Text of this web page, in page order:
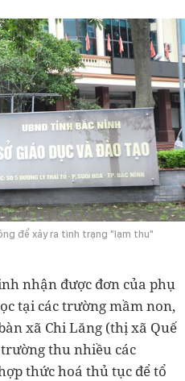
để xảy ra tình trạng "lạm thu"
nhận được đơn của phụ
tại các trường mầm non,
xã Chi Lăng (thị xã Quế
thu nhiều các
thức hoá thủ tục để tổ